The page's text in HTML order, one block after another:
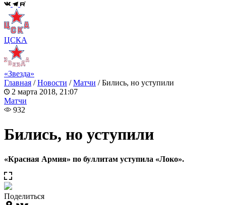
ЦСКА
«Звезда»
Главная /Новости /Матчи /Бились, но уступили
2 марта 2018, 21:07
Матчи
932
Бились, но уступили
«Красная Армия» по буллитам уступила «Локо».
Поделиться